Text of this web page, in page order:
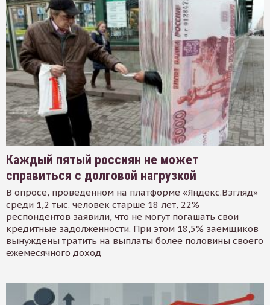
Каждый пятый россиян не может
справиться с долговой нагрузкой
В опросе, проведенном на платформе «Яндекс.Взгляд»
среди 1,2 тыс. человек старше 18 лет, 22%
респондентов заявили, что не могут погашать свои
кредитные задолженности. При этом 18,5% заемщиков
вынуждены тратить на выплаты более половины своего
ежемесячного доход